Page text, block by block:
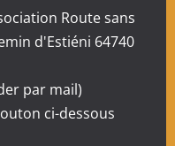
Route sans
d'Estiéni 64740
par mail)
ci-dessous